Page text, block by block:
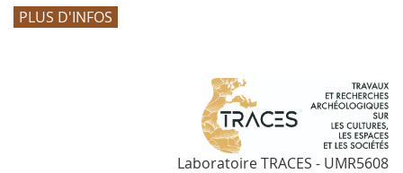
PLUS D'INFOS
Laboratoire TRACES - UMR5608